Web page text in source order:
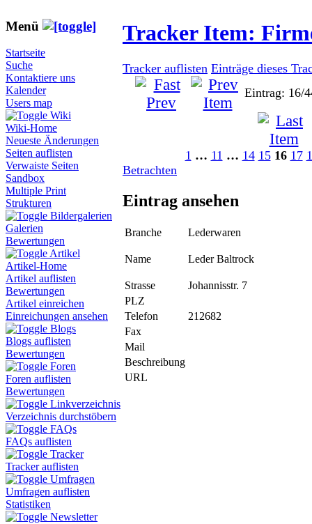
Menü
Startseite
Suche
Kontaktiere uns
Kalender
Users map
Wiki
Wiki-Home
Neueste Änderungen
Seiten auflisten
Verwaiste Seiten
Sandbox
Multiple Print
Strukturen
Bildergalerien
Galerien
Bewertungen
Artikel
Artikel-Home
Artikel auflisten
Bewertungen
Artikel einreichen
Einreichungen ansehen
Blogs
Blogs auflisten
Bewertungen
Foren
Foren auflisten
Bewertungen
Linkverzeichnis
Verzeichnis durchstöbern
FAQs
FAQs auflisten
Tracker
Tracker auflisten
Umfragen
Umfragen auflisten
Statistiken
Newsletter
Tracker Item:
Tracker auflisten Einträge dieses
Eintrag: 16/
1 … 11 … 14 15 16 17
Betrachten
Eintrag ansehen
Branche Lederwaren
Name Leder Baltrock
Strasse
Johannisstr. 7
PLZ
Telefon
212682
Fax
Mail
Beschreibung
URL